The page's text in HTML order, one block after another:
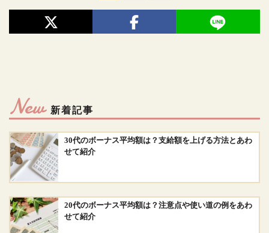
New 新着記事
30代のボーナス平均額は？支給額を上げる方法とあわ
せて紹介
20代のボーナス平均額は？注意点や使い道の例をあわ
せて紹介